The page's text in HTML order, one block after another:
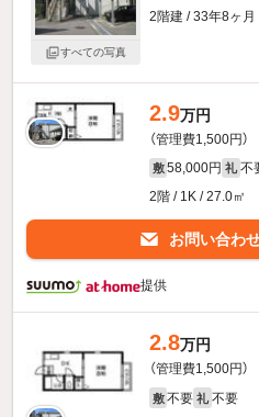
すべての写真
2階建 / 33年8ヶ月
2.9万円
（管理費1,500円）
敷 58,000円 礼 不
2階 / 1K / 27.0㎡
お問い合わ
提供
2.8万円
（管理費1,500円）
敷 不要 礼 不要